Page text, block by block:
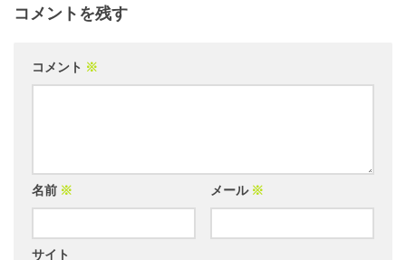
コメントを残す
コメント ※
名前 ※ メール ※
サイト